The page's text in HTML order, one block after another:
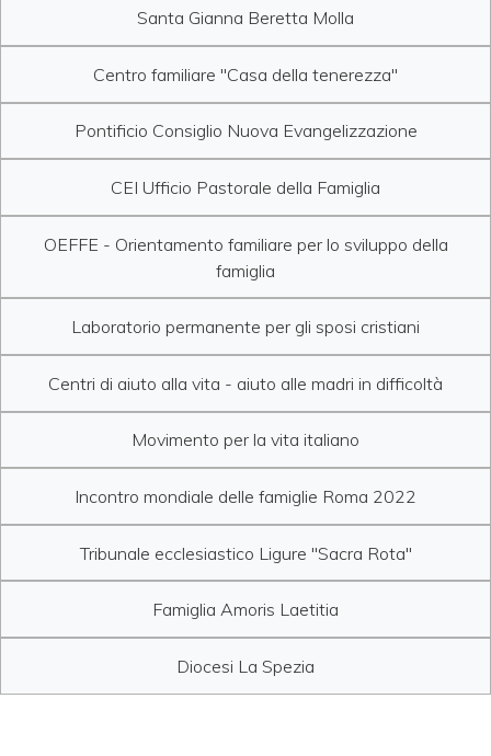
Santa Gianna Beretta Molla
Centro familiare "Casa della tenerezza"
Pontificio Consiglio Nuova Evangelizzazione
CEI Ufficio Pastorale della Famiglia
OEFFE - Orientamento familiare per lo sviluppo della
famiglia
Laboratorio permanente per gli sposi cristiani
Centri di aiuto alla vita - aiuto alle madri in difficoltà
Movimento per la vita italiano
Incontro mondiale delle famiglie Roma 2022
Tribunale ecclesiastico Ligure "Sacra Rota"
Famiglia Amoris Laetitia
Diocesi La Spezia